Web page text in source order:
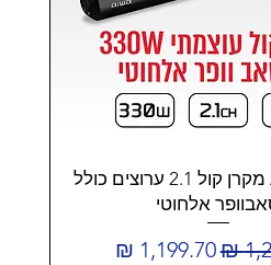
Aiwa 330W מקרן קול 2.1 ערוצים כולל
אלחוטי
מחיר מבצע‏1,199.70 ‏₪